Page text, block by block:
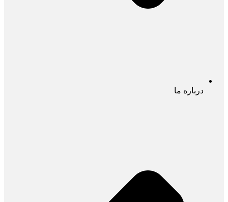
درباره ما